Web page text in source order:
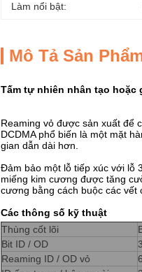
Làm nổi bật:
Mô Tả Sản
Tấm tự nhiên nhân tạo hoặc
Reaming vỏ được sản xuất để
DCDMA phổ biến là một mặt
gian dẫn dài hơn.
Đảm bảo một lỗ tiếp xúc với lỗ
miếng kim cương được tăng
cương bằng cách buộc các vết
Các thông số kỹ thuật
Thùng cốt lõi
Bit ID / OD
Reaming ID / OD vỏ